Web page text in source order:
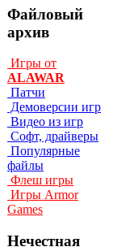
Файловый
архив
Игры от
ALAWAR
Патчи
Демоверсии игр
Видео из игр
Софт, драйверы
Популярные
файлы
Флеш игры
Игры Armor
Games
Нечестная